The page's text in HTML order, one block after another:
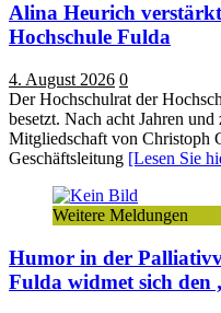
Alina Heurich
Hochschule Fulda
4. August 2026 0
Der Hochschulrat der
besetzt. Nach acht Jahren
Mitgliedschaft von Christoph
Geschäftsleitung [Lesen Sie
Weitere Meldungen
Humor in der
Fulda widmet sich den